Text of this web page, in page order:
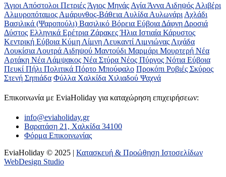
Άγιοι Απόστολοι Πετριές Άγιος Μηνάς Αγία Άννα Αιδηψός Αλιβέρι
Αλμυροπόταμος Αμάρυνθος-Βάθεια Αυλίδα Αυλωνάρι Αχλάδι
Βασιλικά (Ψαροπούλι) Βασιλικό Βόρεια Εύβοια Δάφνη Δροσιά
Δύστος Ελληνικά Ερέτρια ΖάρακεςΉλια Ιστιαία Κάρυστος
Κεντρική Εύβοια Κύμη Λίμνη Λευκαντί Λιμνιώνας Λιχάδα
Λουκίσια Λουτρά Αιδηψού Μαντούδι Μαρμάρι Μουρτερή Νέα
Αρτάκη Νέα Λάμψακος Νέα Στύρα Νέος Πύργος Νότια Εύβοια
Πευκί Πήλι Πολιτικά Πόρτο Μπούφαλο Προκόπι Ροβιές Σκύρος
Στενή Σηπιάδα Φύλλα Χαλκίδα Χιλιαδού Ψαχνά
Επικοινωνία με ΕviaHoliday για καταχώρηση επιχειρήσεων:
info@eviaholiday.gr
Βαρατάση 21, Χαλκίδα 34100
Φόρμα Επικοινωνίας
EviaHoliday © 2025 | Κατασκευή & Προώθηση Ιστοσελίδων
WebDesign Studio